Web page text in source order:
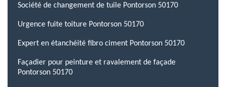
Société de changement de tuile Pontorson 50170
Urgence fuite toiture Pontorson 50170
Expert en étanchéité fibro ciment Pontorson 50170
Façadier pour peinture et ravalement de façade
Pontorson 50170